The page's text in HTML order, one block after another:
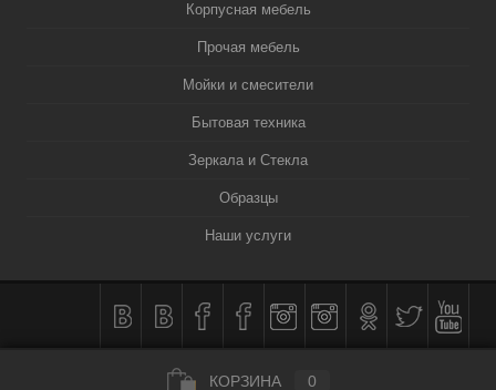
Корпусная мебель
Прочая мебель
Мойки и смесители
Бытовая техника
Зеркала и Стекла
Образцы
Наши услуги
КОРЗИНА 0